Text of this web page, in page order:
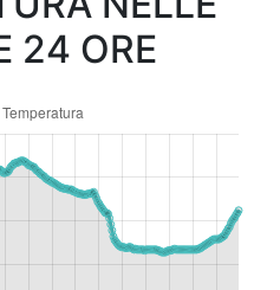
24 ORE